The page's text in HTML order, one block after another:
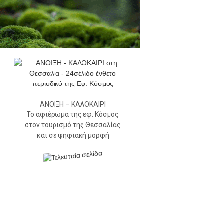
ΑΝΟΙΞΗ – ΚΑΛΟΚΑΙΡΙ
Το αφιέρωμα της εφ. Κόσμος
στον τουρισμό της Θεσσαλίας
και σε ψηφιακή μορφή